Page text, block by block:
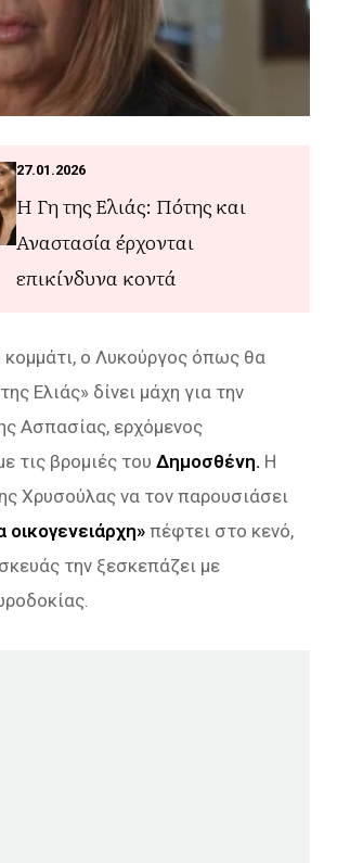
27.01.2026
Η Γη της Ελιάς: Πότης και
Αναστασία έρχονται
επικίνδυνα κοντά
κομμάτι, ο Λυκούργος όπως θα
Ελιάς» δίνει μάχη για την
Ασπασίας, ερχόμενος
τις βρομιές του Δημοσθένη. Η
Χρυσούλας να τον παρουσιάσει
οικογενειάρχη» πέφτει στο κενό,
την ξεσκεπάζει με